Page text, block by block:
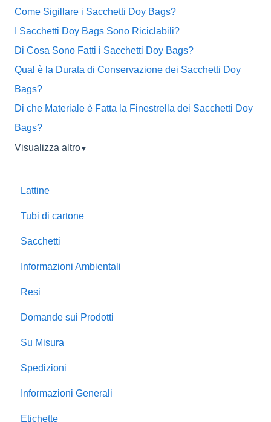
Come Sigillare i Sacchetti Doy Bags?
I Sacchetti Doy Bags Sono Riciclabili?
Di Cosa Sono Fatti i Sacchetti Doy Bags?
Qual è la Durata di Conservazione dei Sacchetti Doy
Bags?
Di che Materiale è Fatta la Finestrella dei Sacchetti Doy
Bags?
Visualizza altro▼
Lattine
Tubi di cartone
Sacchetti
Informazioni Ambientali
Resi
Domande sui Prodotti
Su Misura
Spedizioni
Informazioni Generali
Etichette